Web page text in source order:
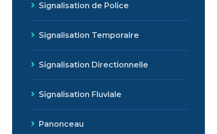
Signalisation de Police
Signalisation Temporaire
Signalisation Directionnelle
Signalisation Fluviale
Panonceau